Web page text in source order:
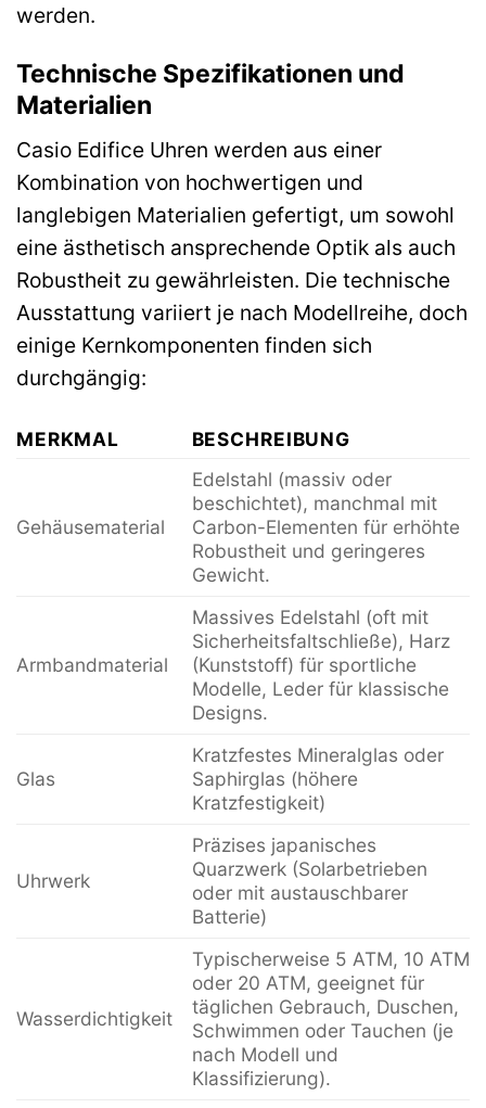
werden.
Technische Spezifikationen und
Materialien
Casio Edifice Uhren werden aus einer
Kombination von hochwertigen und
langlebigen Materialien gefertigt, um sowohl
eine ästhetisch ansprechende Optik als auch
Robustheit zu gewährleisten. Die technische
Ausstattung variiert je nach Modellreihe, doch
einige Kernkomponenten finden sich
durchgängig:
MERKMAL BESCHREIBUNG
Gehäusematerial
Edelstahl (massiv oder
beschichtet), manchmal mit
Carbon-Elementen für erhöhte
Robustheit und geringeres
Gewicht.
Armbandmaterial
Massives Edelstahl (oft mit
Sicherheitsfaltschließe), Harz
(Kunststoff) für sportliche
Modelle, Leder für klassische
Designs.
Glas
Kratzfestes Mineralglas oder
Saphirglas (höhere
Kratzfestigkeit)
Uhrwerk
Präzises japanisches
Quarzwerk (Solarbetrieben
oder mit austauschbarer
Batterie)
Wasserdichtigkeit
Typischerweise 5 ATM, 10 ATM
oder 20 ATM, geeignet für
täglichen Gebrauch, Duschen,
Schwimmen oder Tauchen (je
nach Modell und
Klassifizierung).